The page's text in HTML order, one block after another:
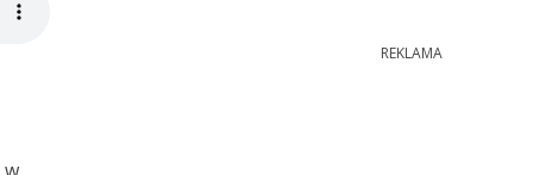
w
REKLAMA